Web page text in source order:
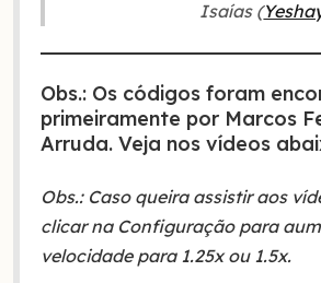
Isaías (
Obs.: Os códigos foram
primeiramente por Marcos
Arruda. Veja nos vídeos
Obs.: Caso queira assistir aos
clicar na Configuração para
velocidade para 1.25x ou 1.5x.